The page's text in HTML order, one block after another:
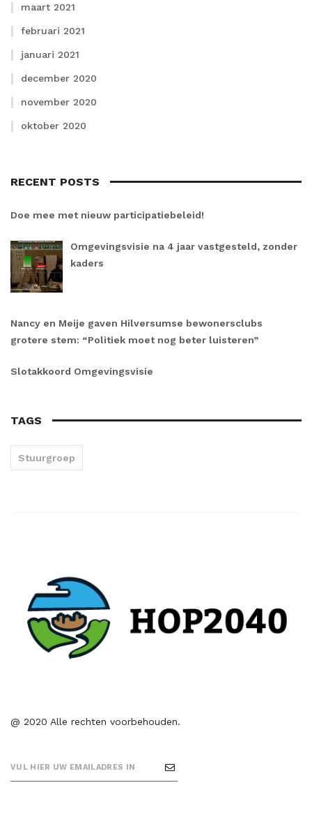
maart 2021
februari 2021
januari 2021
december 2020
november 2020
oktober 2020
RECENT POSTS
Doe mee met nieuw participatiebeleid!
Omgevingsvisie na 4 jaar vastgesteld, zonder
kaders
Nancy en Meije gaven Hilversumse bewonersclubs
grotere stem: “Politiek moet nog beter luisteren”
Slotakkoord Omgevingsvisie
TAGS
Stuurgroep
@ 2020 Alle rechten voorbehouden.